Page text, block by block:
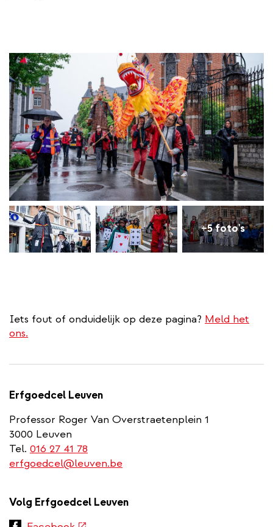
+5 foto's
Iets fout of onduidelijk op deze pagina? Meld het
ons.
Erfgoedcel Leuven
Professor Roger Van Overstraetenplein 1
3000 Leuven
Tel. 016 27 41 78
erfgoedcel@leuven.be
Volg Erfgoedcel Leuven